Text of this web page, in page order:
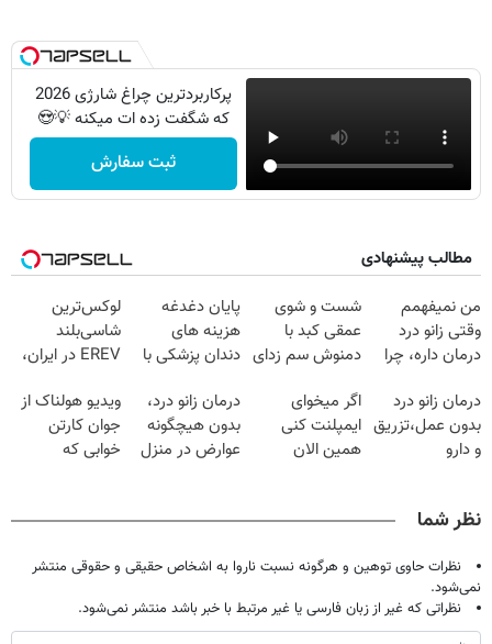
پرکاربردترین چراغ شارژی 2026
که شگفت زده ات میکنه 💡😍
ثبت سفارش
مطالب پیشنهادی
من نمیفهمم
وقتی زانو درد
درمان داره، چرا
تحمل میکنی؟❗
شست و شوی
عمقی کبد با
دمنوش سم زدای
پایان دغدغه
هزینه های
دندان پزشکی با
خانگی
لوکس‌ترین
شاسی‌بلند
EREV در ایران،
رونمایی شد!
درمان زانو درد
بدون عمل،تزریق
و دارو
اگر میخوای
ایمپلنت کنی
همین الان
تومان!!!
درمان زانو درد،
بدون هیچگونه
عوارض در منزل
ویدیو هولناک از
جوان کارتن
خوابی که
نظر شما
نظرات حاوی توهین و هرگونه نسبت ناروا به اشخاص حقیقی و حقوقی منتشر
نمی‌شود.
نظراتی که غیر از زبان فارسی یا غیر مرتبط با خبر باشد منتشر نمی‌شود.